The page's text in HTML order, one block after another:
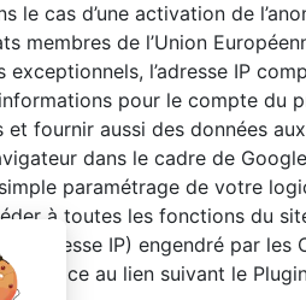
le cas d’une activation de
membres de l’Union
exceptionnels, l’adresse IP
pour le compte du
fournir aussi des données
dans le cadre de
paramétrage de votre
à toutes les fonctions du
adresse IP) engendré par
grâce au lien suivant le